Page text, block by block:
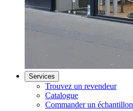
Services
Trouvez un revendeur
Catalogue
Commander un échantillon